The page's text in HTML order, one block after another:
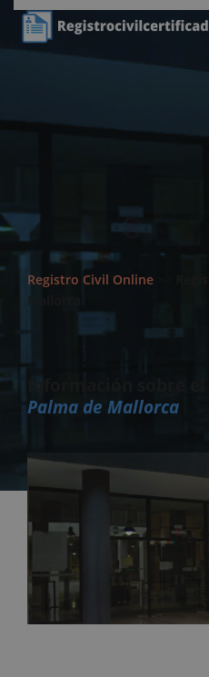
Registro Civil Online
Mallorca
Palma de Mallorca